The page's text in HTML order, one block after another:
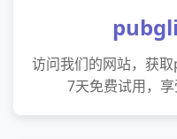
访问我们的网站，获
7天免费试用，享